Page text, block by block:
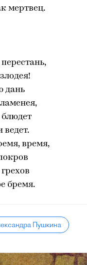
мертвец.
дань
ведет.
время,
бремя.
Пушкина